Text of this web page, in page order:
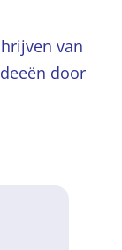
van
door